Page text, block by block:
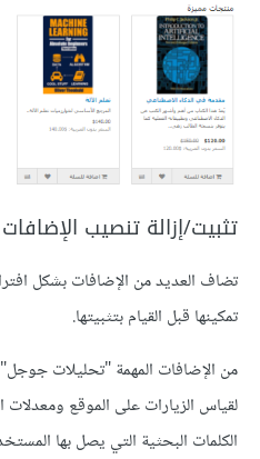
تثبيت/إزالة تنصيب الإضافات
تضاف العديد من الإضافات بشكل
تمكينها قبل القيام بتثبيتها.
من الإضافات المهمة "تحليلات
لقياس الزيارات على الموقع
الكلمات البحثية التي يصل بها